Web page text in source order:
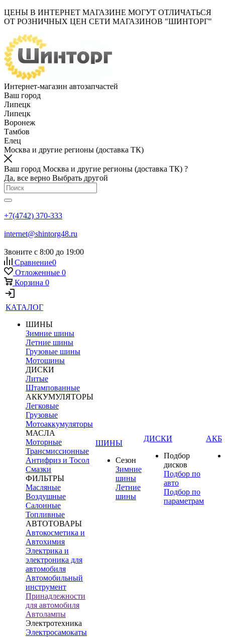
ЦЕНЫ В ИНТЕРНЕТ МАГАЗИНЕ МОГУТ ОТЛИЧАТЬСЯ
ОТ РОЗНИЧНЫХ ЦЕН СЕТИ МАГАЗИНОВ "ШИНТОРГ"
Интернет-магазин автозапчастей
Ваш город
Липецк
Липецк
Воронеж
Тамбов
Елец
Москва и другие регионы (доставка ТК)
Ваш город Москва и другие регионы (доставка ТК) ?
Да, все верно Выбрать другой
+7(4742) 370-333
internet@shintorg48.ru
Звоните с 8:00 до 19:00
Сравнение0
Отложенные 0
Корзина 0
КАТАЛОГ
ШИНЫ
Зимние шины
Летние шины
Грузовые шины
Мотошины
ДИСКИ
Литые
Штампованные
АККУМУЛЯТОРЫ
Легковые
Грузовые
Мотоаккумуляторы
МАСЛА
Моторные
Трансмиссионные
Антифриз и Тосол
Смазки
ФИЛЬТРЫ
Масляные
Воздушные
Салонные
Топливные
АВТОТОВАРЫ
Автокосметика и
Автохимия
Электрика и
электроника для
автомобиля
Автомобильный
инструмент
Принадлежности
для автомобиля
Автолампы
Электротехника
Электросамокаты
ШИНЫ
Сезон
Зимние
шины
Летние
шины
ДИСКИ
Подбор
дисков
Подбор по
авто
Подбор по
параметрам
АКБ